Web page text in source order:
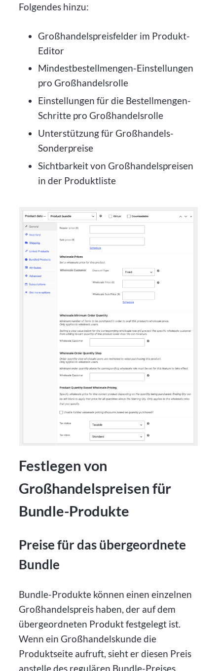
Folgendes hinzu:
Großhandelspreisfelder im Produkt-
Editor
Mindestbestellmengen-Einstellungen
pro Großhandelsrolle
Einstellungen für die Bestellmengen-
Schritte pro Großhandelsrolle
Unterstützung für Großhandels-
Sonderpreise
Sichtbarkeit von Großhandelspreisen
in der Produktliste
Festlegen von
Großhandelspreisen für
Bundle-Produkte
Preise für das übergeordnete
Bundle
Bundle-Produkte können einen einzelnen
Großhandelspreis haben, der auf dem
übergeordneten Produkt festgelegt ist.
Wenn ein Großhandelskunde die
Produktseite aufruft, sieht er diesen Preis
anstelle des regulären Bundle-Preises.